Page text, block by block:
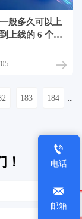
般多久可以上
上线的 6 个阶
183 184

电话

邮箱